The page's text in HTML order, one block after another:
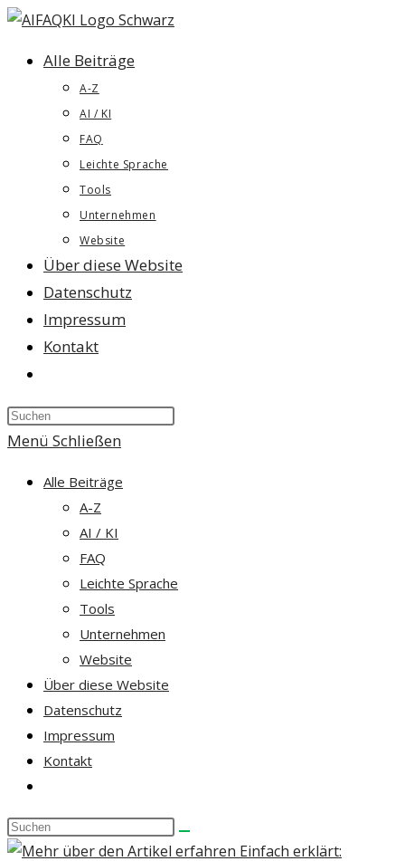
Zum
springenAlle Beiträge
A-Z
AI / KI
FAQ
Leichte Sprache
Tools
Unternehmen
Website
Über diese Website
Datenschutz
Impressum
Kontakt
umschalten
Press
Menü Schließen
Alle Beiträge
A-Z
AI / KI
FAQ
Leichte Sprache
Tools
Unternehmen
Website
Über diese Website
Datenschutz
Impressum
Kontakt
umschalten
Diese
Website